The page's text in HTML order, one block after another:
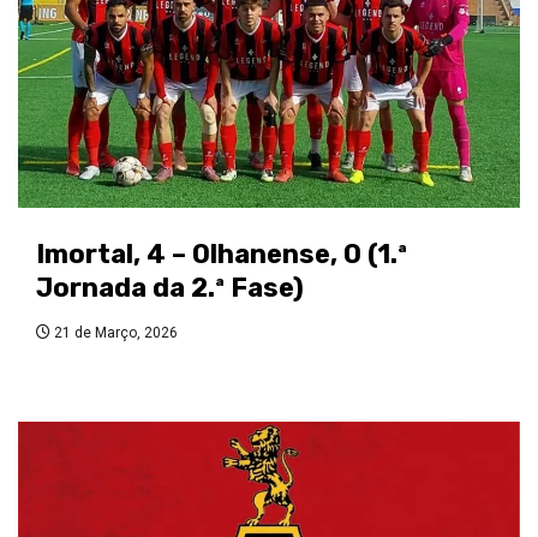
Imortal, 4 – Olhanense, 0 (1.ª
Jornada da 2.ª Fase)
21 de Março, 2026